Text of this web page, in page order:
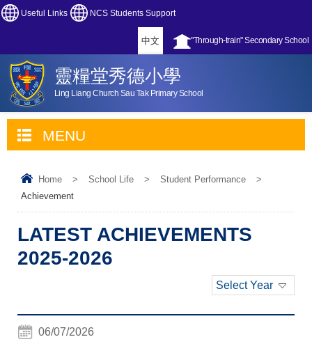
Useful Links NCS Students Support
"Through-train" Secondary School
中文
靈糧堂秀德小學
Ling Liang Church Sau Tak Primary School
MENU
Home > School Life > Student Performance
>
Achievement
LATEST ACHIEVEMENTS
2025-2026
Select Year
06/07/2026